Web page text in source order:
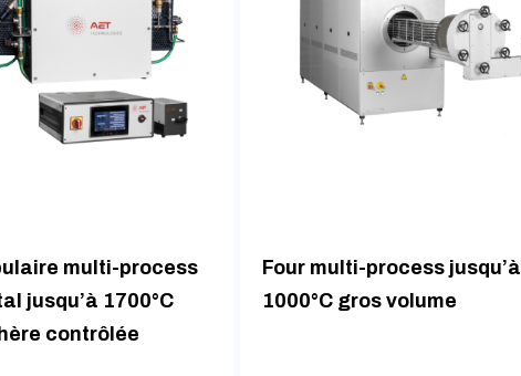
multi-process
jusqu’à 1700°C
contrôlée
Four multi-process jusqu’à
1000°C gros volume